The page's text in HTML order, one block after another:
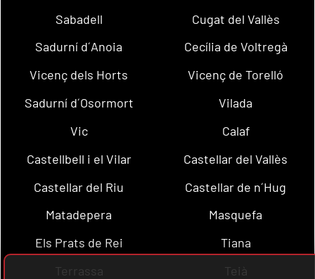
Sabadell
Cugat del Vallès
Sadurní d´Anoia
Cecília de Voltregà
Vicenç dels Horts
Vicenç de Torelló
Sadurní d´Osormort
Vilada
Vic
Calaf
Castellbell i el Vilar
Castellar del Vallès
Castellar del Riu
Castellar de n´Hug
Matadepera
Masquefa
Els Prats de Rei
Tiana
Terrassa
Teià